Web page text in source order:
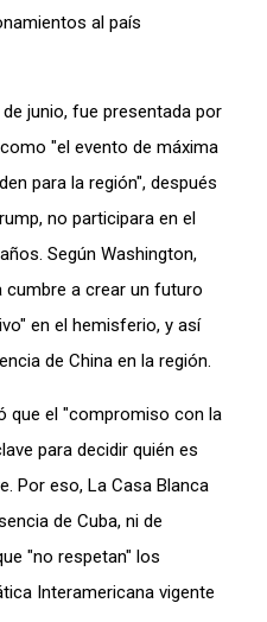
al país
junio, fue presentada por
"el evento de máxima
para la región", después
no participara en el
Según Washington,
cumbre a crear un futuro
en el hemisferio, y así
de China en la región.
que el "compromiso con la
para decidir quién es
Por eso, La Casa Blanca
de Cuba, ni de
"no respetan" los
Interamericana vigente